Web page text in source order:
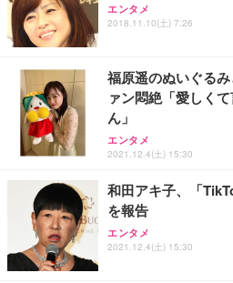
ッシュ 通気性 ランバ
ス圧無段階昇降 360度
HOOTER Gaming
グモニター QD 24.5イ
ュラー 200枚入【
エンタメ
2018.11.10(土) 7:26
福原遥のぬいぐる
ァン悶絶「愛しく
ん」
エンタメ
2021.12.4(土) 15:30
和田アキ子、「
を報告
エンタメ
2021.12.4(土) 15:30